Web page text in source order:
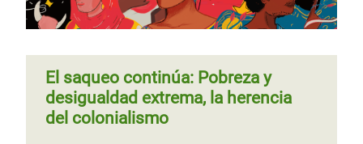
El saqueo continúa: Pobreza y
desigualdad extrema, la herencia
del colonialismo